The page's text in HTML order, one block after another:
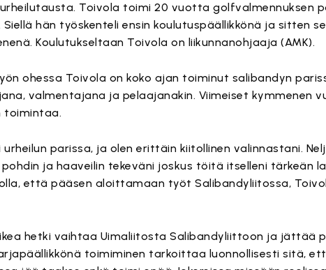
Toivola toimi 20 vuotta golfvalmennuksen
hän työskenteli ensin koulutuspäällikkönä ja sitten
Koulutukseltaan Toivola on liikunnanohjaaja (AMK).
ohessa Toivola on koko ajan toiminut salibandyn
valmentajana ja pelaajanakin. Viimeiset kymmenen
toimintaa.
parissa, ja olen erittäin kiitollinen valinnastani.
ja haaveilin tekeväni joskus töitä itselleni tärkeän
että pääsen aloittamaan työt Salibandyliitossa,
hetki vaihtaa Uimaliitosta Salibandyliittoon ja jättää
toimiminen tarkoittaa luonnollisesti sitä,